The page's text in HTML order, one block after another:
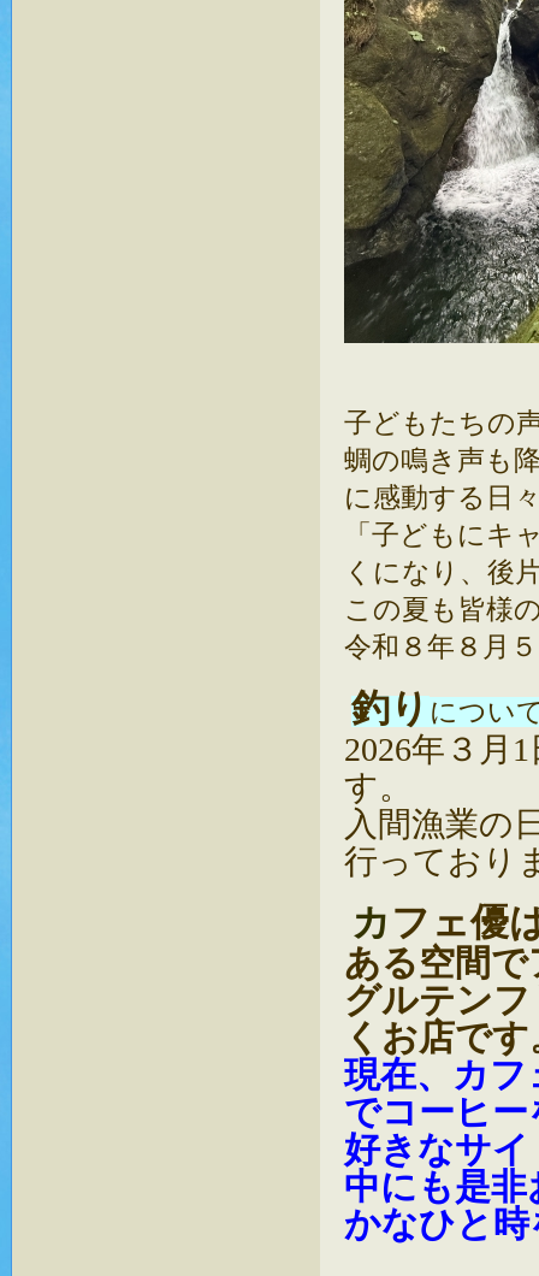
子どもたちの
蜩の鳴き声も
に感動する日
「子どもにキ
くになり、後
この夏も皆様
令和８年８月
釣りについ
2026年３月
す。
入間漁業の
行っており
カフェ優
ある空間
グルテン
くお店です
現在、カ
でコーヒ
好きなサ
中にも是
かなひと